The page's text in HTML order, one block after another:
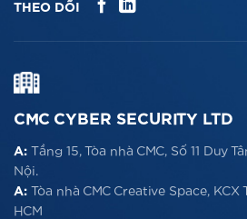
THEO DÕI
CMC CYBER SECURITY LTD
A: Tầng 15, Tòa nhà CMC, Số 11 Duy
Nội.
A: Tòa nhà CMC Creative Space, KCX
HCM